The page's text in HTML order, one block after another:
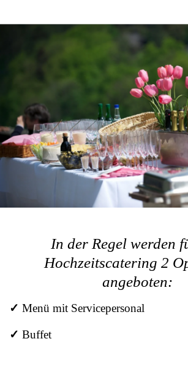
In der Regel werden
Hochzeitscatering 2
angeboten:
✓ Menü mit Servicepersonal
✓ Buffet